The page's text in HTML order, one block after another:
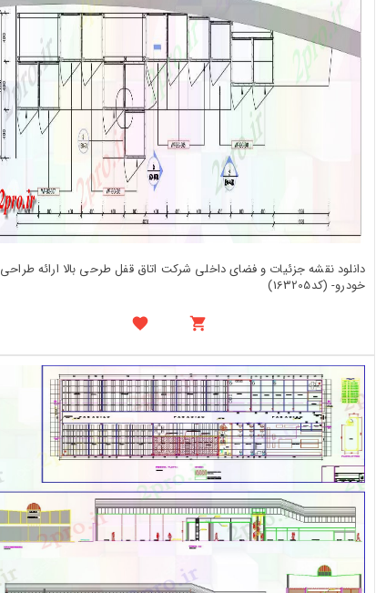
دانلود نقشه جزئیات و فضای داخلی شرکت اتاق قفل طرحی بالا ارائه طراحی
خودرو- (کد163205)